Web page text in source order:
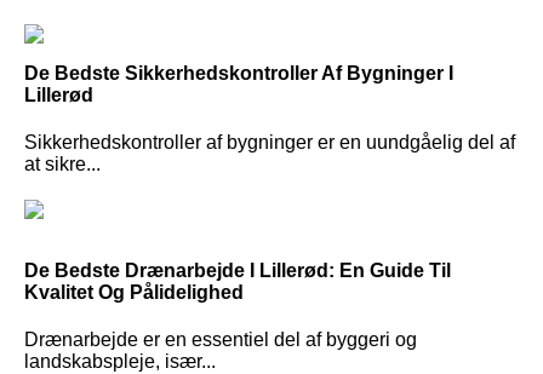
De Bedste Sikkerhedskontroller Af Bygninger I
Lillerød
Sikkerhedskontroller af bygninger er en uundgåelig del af
at sikre...
De Bedste Drænarbejde I Lillerød: En Guide Til
Kvalitet Og Pålidelighed
Drænarbejde er en essentiel del af byggeri og
landskabspleje, især...